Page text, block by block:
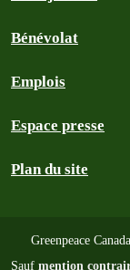
Bénévolat
Emplois
Espace presse
Plan du site
Greenpeace
Sauf mention